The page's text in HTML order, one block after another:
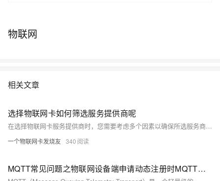
https://linkwan.console.aliyun.com/service-open
物联网
相关文章
选择物联网卡如何筛选服务提供商呢
在选择物联网卡服务提供商时，您需要考虑多个因素以确保所选服务商能够满足您的业务需求，同时提供稳定可靠的服务。以下是一些关键步骤和建议，帮助您筛选物联网卡服务提供商：
一个物联网卡发烧友 340
MQTT常见问题之物联网设备端申请动态注册时MQTT服务不可用如何解决